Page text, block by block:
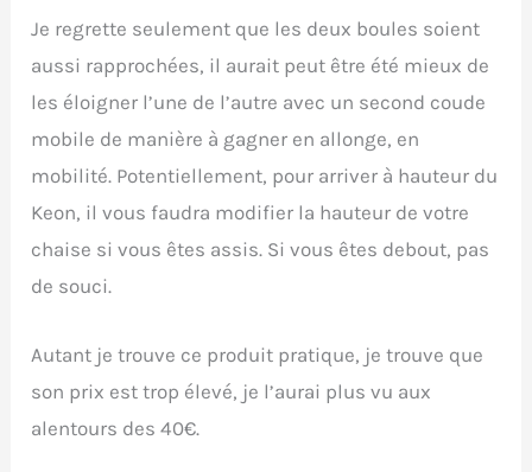
Je regrette seulement que les deux boules soient
aussi rapprochées, il aurait peut être été mieux de
les éloigner l’une de l’autre avec un second coude
mobile de manière à gagner en allonge, en
mobilité. Potentiellement, pour arriver à hauteur du
Keon, il vous faudra modifier la hauteur de votre
chaise si vous êtes assis. Si vous êtes debout, pas
de souci.
Autant je trouve ce produit pratique, je trouve que
son prix est trop élevé, je l’aurai plus vu aux
alentours des 40€.